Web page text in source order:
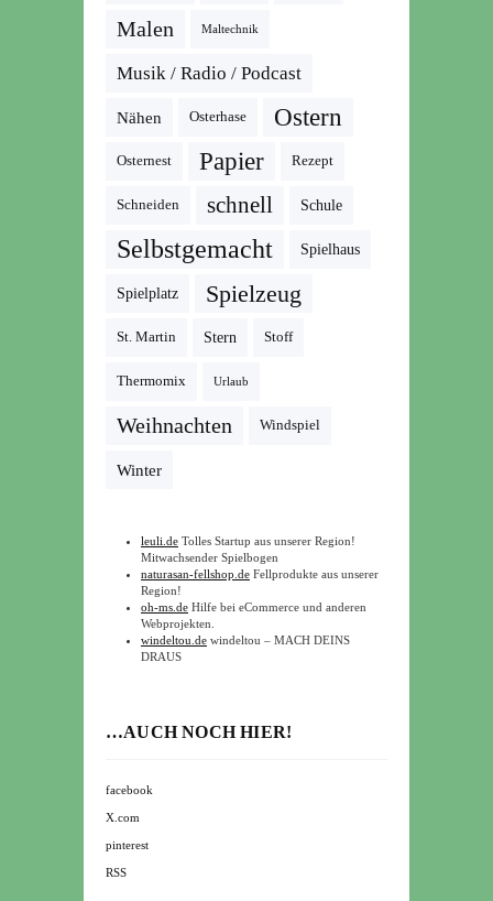
Malen Maltechnik
Musik / Radio / Podcast
Nähen Osterhase Ostern
Osternest Papier Rezept
Schneiden schnell Schule
Selbstgemacht Spielhaus
Spielplatz Spielzeug
St. Martin Stern Stoff
Thermomix Urlaub
Weihnachten Windspiel
Winter
leuli.de Tolles Startup aus unserer Region!
Mitwachsender Spielbogen
naturasan-fellshop.de Fellprodukte aus unserer
Region!
oh-ms.de Hilfe bei eCommerce und anderen
Webprojekten.
windeltou.de windeltou – MACH DEINS
DRAUS
…AUCH NOCH HIER!
facebook
X.com
pinterest
RSS